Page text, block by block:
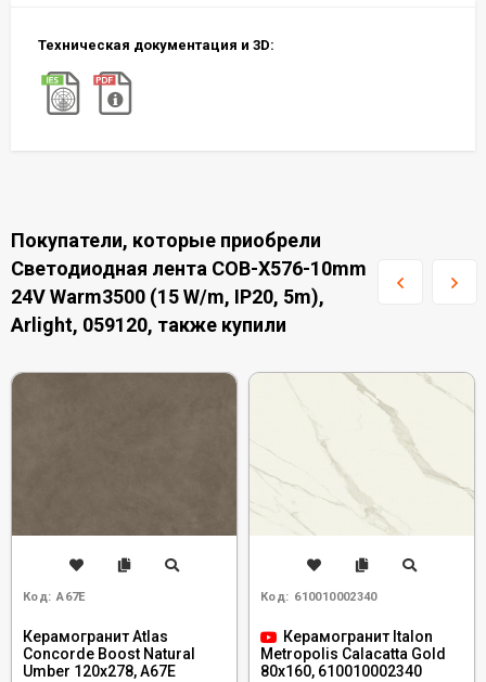
Техническая документация и 3D:
Покупатели, которые приобрели
Светодиодная лента COB-X576-10mm
24V Warm3500 (15 W/m, IP20, 5m),
Arlight, 059120, также купили
Код: A67E
Керамогранит Atlas
Concorde Boost Natural
Umber 120x278, A67E
Код: 610010002340
Керамогранит Italon
Metropolis Calacatta Gold
80x160, 610010002340